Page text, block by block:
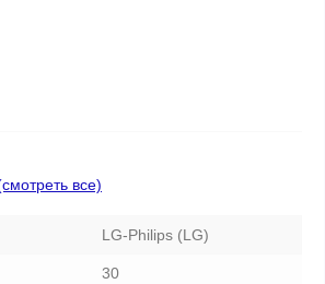
все)
LG-Philips (LG)
30